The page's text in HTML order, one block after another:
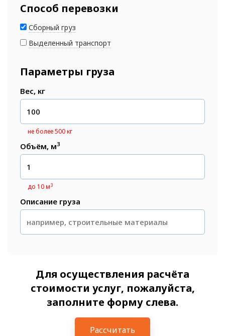
Способ перевозки
Сборный груз
Выделенный транспорт
Параметры груза
Вес, кг
не более 500 кг
Объём, м3
до 10 м3
Описание груза
Для осуществления расчёта
стоимости услуг, пожалуйста,
заполните форму слева.
Рассчитать